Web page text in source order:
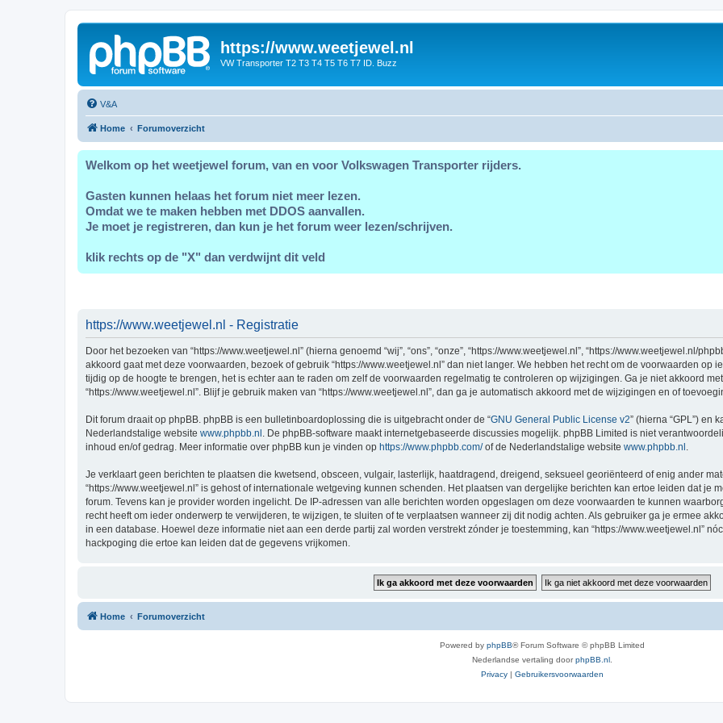
https://www.weetjewel.nl
VW Transporter T2 T3 T4 T5 T6 T7 ID. Buzz
V&A
Home Forumoverzicht
Welkom op het weetjewel forum, van en voor Volkswagen Transporter rijders.
Gasten kunnen helaas het forum niet meer lezen.
Omdat we te maken hebben met DDOS aanvallen.
Je moet je registreren, dan kun je het forum weer lezen/schrijven.
klik rechts op de "X" dan verdwijnt dit veld
https://www.weetjewel.nl - Registratie
Door het bezoeken van “https://www.weetjewel.nl” (hierna genoemd “wij”, “ons”, “onze”, “https://www.weetjewel.nl”, “https://www.weetjewel.nl/
akkoord gaat met deze voorwaarden, bezoek of gebruik “https://www.weetjewel.nl” dan niet langer. We hebben het recht om de voorwaarden
tijdig op de hoogte te brengen, het is echter aan te raden om zelf de voorwaarden regelmatig te controleren op wijzigingen. Ga je niet akkoord
“https://www.weetjewel.nl”. Blijf je gebruik maken van “https://www.weetjewel.nl”, dan ga je automatisch akkoord met de wijzigingen en of
Dit forum draait op phpBB. phpBB is een bulletinboardoplossing die is uitgebracht onder de “GNU General Public License v2” (hierna “GPL”) en
Nederlandstalige website www.phpbb.nl . De phpBB-software maakt internetgebaseerde discussies mogelijk. phpBB Limited is niet
inhoud en/of gedrag. Meer informatie over phpBB kun je vinden op https://www.phpbb.com/of de Nederlandstalige website www.phpbb.nl .
Je verklaart geen berichten te plaatsen die kwetsend, obsceen, vulgair, lasterlijk, haatdragend, dreigend, seksueel georiënteerd of enig ander
“https://www.weetjewel.nl” is gehost of internationale wetgeving kunnen schenden. Het plaatsen van dergelijke berichten kan ertoe leiden dat je
forum. Tevens kan je provider worden ingelicht. De IP-adressen van alle berichten worden opgeslagen om deze voorwaarden te kunnen
recht heeft om ieder onderwerp te verwijderen, te wijzigen, te sluiten of te verplaatsen wanneer zij dit nodig achten. Als gebruiker ga je ermee
in een database. Hoewel deze informatie niet aan een derde partij zal worden verstrekt zónder je toestemming, kan “https://www.weetjewel.nl”
hackpoging die ertoe kan leiden dat de gegevens vrijkomen.
Home Forumoverzicht
Powered by phpBB® Forum Software © phpBB Limited
Nederlandse vertaling doorphpBB.nl
Privacy | Gebruikersvoorwaarden